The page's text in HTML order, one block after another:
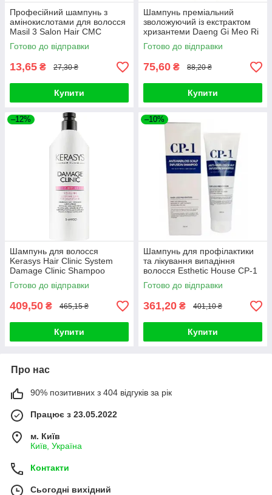
Професійний шампунь з
амінокислотами для волосся
Masil 3 Salon Hair CMC
Shampoo (1 шт)
Готово до відправки
13,65 ₴ 27,30 ₴
Купити
Шампунь преміальний
зволожуючий із екстрактом
хризантеми Daeng Gi Meo Ri
Ki Gold Shampoo 50ml
Готово до відправки
75,60 ₴ 88,20 ₴
Купити
–12%
Шампунь для волосся
Kerasys Hair Clinic System
Damage Clinic Shampoo
600ml
Готово до відправки
409,50 ₴ 465,15 ₴
Купити
–10%
Шампунь для профілактики
та лікування випадіння
волосся Esthetic House CP-1
Anti-Hair Loss Scalp
Готово до відправки
361,20 ₴ 401,10 ₴
Купити
Про нас
90% позитивних з 404 відгуків за рік
Працює з 23.05.2022
м. Київ
Київ, Україна
Контакти
Сьогодні вихідний